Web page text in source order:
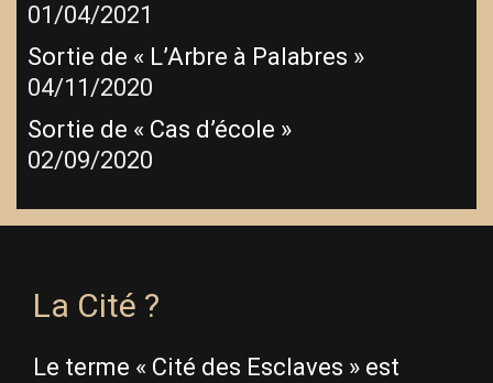
01/04/2021
Sortie de « L’Arbre à Palabres »
04/11/2020
Sortie de « Cas d’école »
02/09/2020
La Cité ?
Le terme « Cité des Esclaves » est